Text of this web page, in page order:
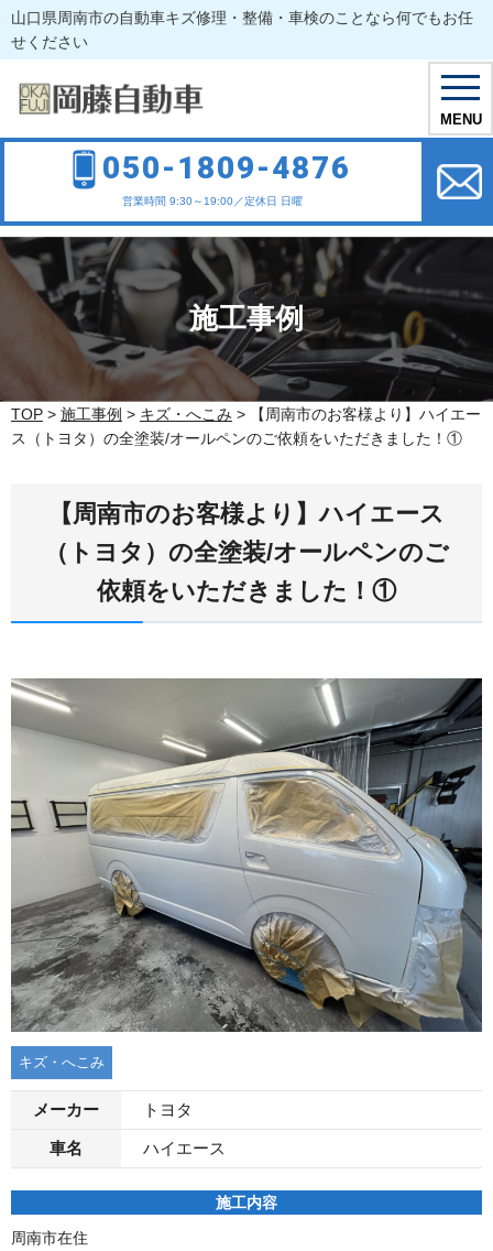
MENU
山口県周南市の自動車キズ修理・整備・車検のことなら何でもお任
せください
050-1809-4876
営業時間 9:30～19:00／定休日 日曜
施工事例
TOP > 施工事例 > キズ・へこみ >
【周南市のお客様より】ハイエー
ス（トヨタ）の全塗装/オールペンのご依頼をいただきました！①
【周南市のお客様より】ハイエース
（トヨタ）の全塗装/オールペンのご
依頼をいただきました！①
キズ・へこみ
メーカー トヨタ
車名 ハイエース
施工内容
周南市在住